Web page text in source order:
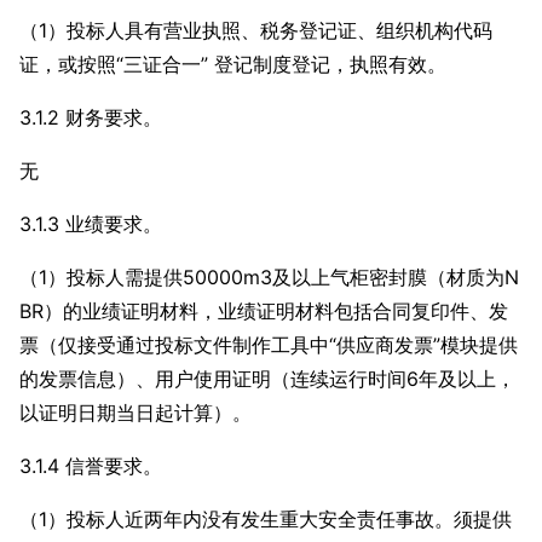
（1）投标人具有营业执照、税务登记证、组织机构代码
证，或按照“三证合一” 登记制度登记，执照有效。
3.1.2 财务要求。
无
3.1.3 业绩要求。
（1）投标人需提供50000m3及以上气柜密封膜（材质为N
BR）的业绩证明材料，业绩证明材料包括合同复印件、发
票（仅接受通过投标文件制作工具中“供应商发票”模块提供
的发票信息）、用户使用证明（连续运行时间6年及以上，
以证明日期当日起计算）。
3.1.4 信誉要求。
（1）投标人近两年内没有发生重大安全责任事故。须提供